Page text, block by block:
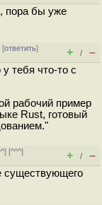
пора бы уже
[ответить]
+ / –
тебя что-то с
рабочий пример
Rust, готовый
] [^^^]
+ / –
существующего